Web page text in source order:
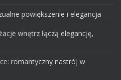
powiększenie i elegancja
wnętrz łączą elegancję,
romantyczny nastrój w